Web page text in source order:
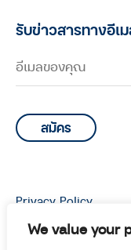
We value your
รับข่าวสารทางอีเ
© Copyright 2026
Privacy Policy